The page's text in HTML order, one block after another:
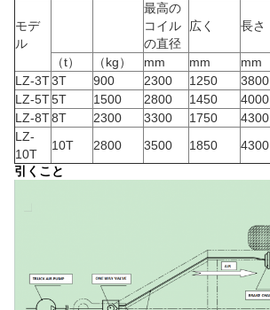
モデ
ル
最高の
コイル
の直径
広く 長さ
（t） （kg） mm mm mm
LZ-3T3T 900 2300 1250 3800
LZ-5T5T 1500 2800 1450 4000
LZ-8T8T 2300 3300 1750 4300
LZ-
10T
10T 2800 3500 1850 4300
引くこと